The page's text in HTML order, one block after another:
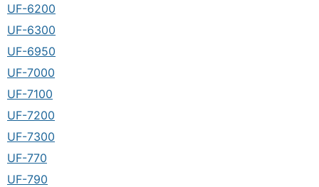
UF-6200
UF-6300
UF-6950
UF-7000
UF-7100
UF-7200
UF-7300
UF-770
UF-790